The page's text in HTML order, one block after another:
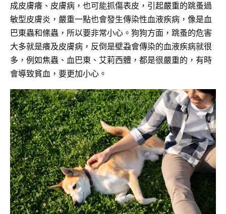
成皮膚癢、皮膚病，也可能抓傷表皮，引起嚴重的跳蚤過
敏型皮膚炎，嚴重一點也會發生傳染性血液疾病，像是血
巴東蟲和絛蟲，所以要非常小心。狗狗方面，跳蚤的危害
大多就是癢及皮膚病，反倒是壁蝨會傳染的血液疾病就很
多，例如焦蟲、血巴東、艾莉西體，都是很嚴重的，有時
會導致貧血，要更加小心。